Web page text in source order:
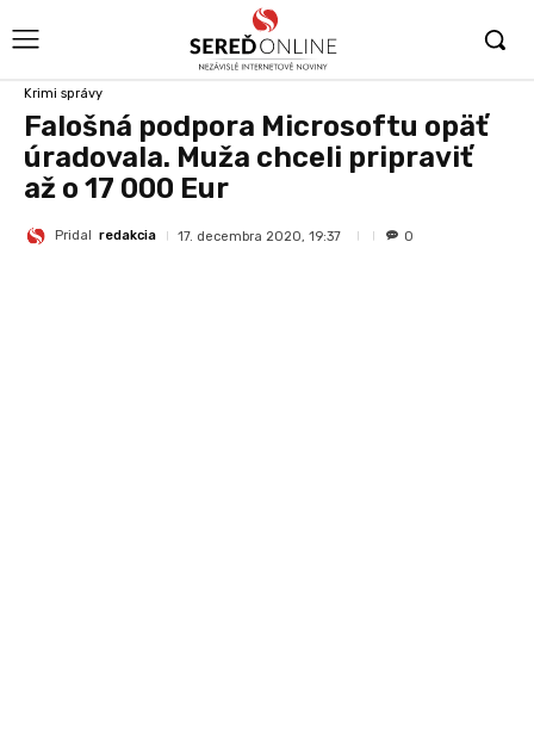
Krimi správy
Falošná podpora Microsoftu opäť
úradovala. Muža chceli pripraviť
až o 17 000 Eur
Pridal redakcia 17. decembra 2020, 19:37 0